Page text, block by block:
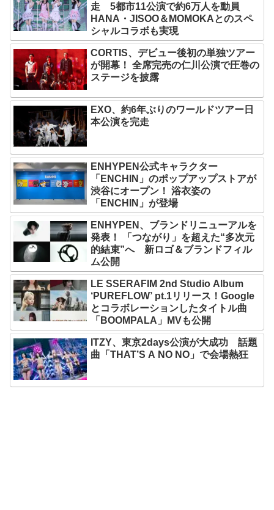
走 5都市11公演で約6万人を動員
HANA・JISOO＆MOMOKAとのスペ
シャルコラボも実現
CORTIS、デビュー後初の単独ツアー
が開幕！ 全席完売の仁川公演で圧巻の
ステージを披露
EXO、約6年ぶりのワールドツアー日
本公演を完走
ENHYPEN公式キャラクター
「ENCHIN」のポップアップストアが
渋谷にオープン！ 浴衣姿の
「ENCHIN」が登場
ENHYPEN、ブランドリニューアルを
発表！ 「つながり」を超えた“多次元
的結束”へ 新ロゴ＆ブランドフィル
ム公開
LE SSERAFIM 2nd Studio Album
‘PUREFLOW’ pt.1リリース！Google
とコラボレーションしたタイトル曲
「BOOMPALA」MVも公開
ITZY、東京2days公演が大成功 話題
曲「THAT’S A NO NO」で会場熱狂